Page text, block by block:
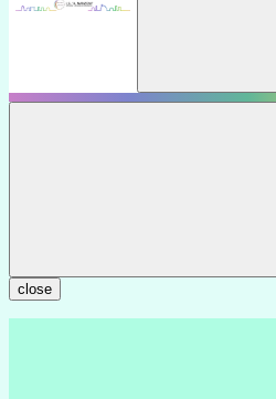
close